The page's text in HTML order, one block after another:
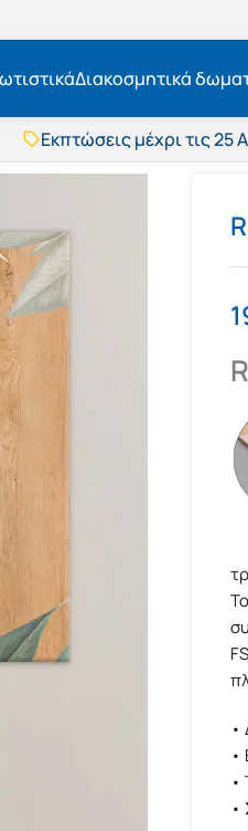
Διακοσμητικά
Εκπτώσεις μέχρι τις 25
Δωρεάν
Άμεση παράδοση
Εκπτώσεις μέχρι τις 25
Δωρεάν
Άμεση
•
•
•
•